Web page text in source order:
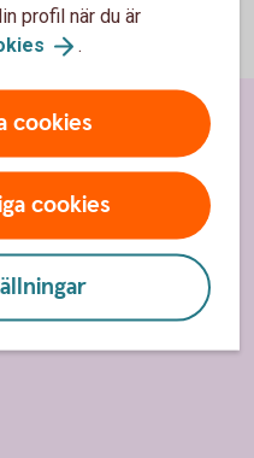
profil när du är
.
cookies
cookies